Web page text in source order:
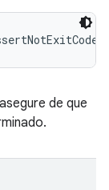
de que